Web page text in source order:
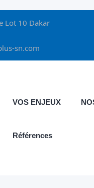
Lot 10 Dakar
sn.com
VOS ENJEUX
Références